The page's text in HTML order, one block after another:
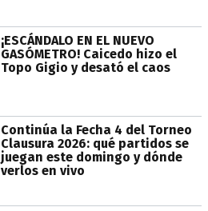
¡ESCÁNDALO EN EL NUEVO
GASÓMETRO! Caicedo hizo el
Topo Gigio y desató el caos
Continúa la Fecha 4 del Torneo
Clausura 2026: qué partidos se
juegan este domingo y dónde
verlos en vivo